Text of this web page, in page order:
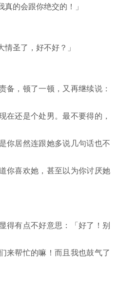
的会跟你绝交的！」
情圣了，好不好？」
备，顿了一顿，又再继续说：
在还是个处男。最不要得的，
你居然连跟她多说几句话也不
你喜欢她，甚至以为你讨厌她
得有点不好意思：「好了！别
来帮忙的嘛！而且我也鼓气了